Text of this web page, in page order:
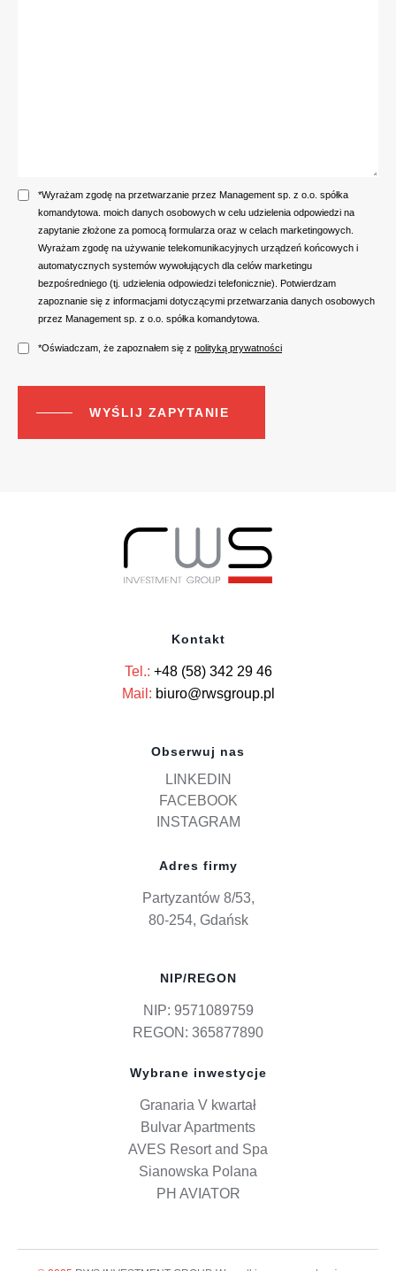
*Wyrażam zgodę na przetwarzanie przez Management sp. z o.o. spółka
komandytowa. moich danych osobowych w celu udzielenia odpowiedzi na
zapytanie złożone za pomocą formularza oraz w celach marketingowych.
Wyrażam zgodę na używanie telekomunikacyjnych urządzeń końcowych i
automatycznych systemów wywołujących dla celów marketingu
bezpośredniego (tj. udzielenia odpowiedzi telefonicznie). Potwierdzam
zapoznanie się z informacjami dotyczącymi przetwarzania danych osobowych
przez Management sp. z o.o. spółka komandytowa.
*Oświadczam, że zapoznałem się z polityką prywatności
Kontakt
Tel.: +48 (58) 342 29 46
Mail: biuro@rwsgroup.pl
Obserwuj nas
LINKEDIN
FACEBOOK
INSTAGRAM
Adres firmy
Partyzantów 8/53,
80-254, Gdańsk
NIP/REGON
NIP: 9571089759
REGON: 365877890
Wybrane inwestycje
Granaria V kwartał
Bulvar Apartments
AVES Resort and Spa
Sianowska Polana
PH AVIATOR